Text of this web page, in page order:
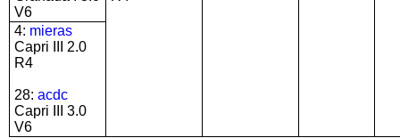
V6
4: mieras
Capri III 2.0
R4
28: acdc
Capri III 3.0
V6